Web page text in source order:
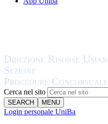
Cerca nel sito
SEARCH MENU
Login personale UniBa